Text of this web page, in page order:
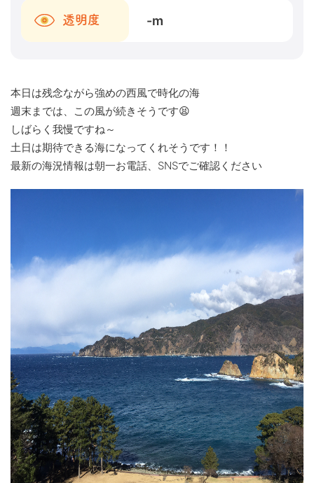
透明度 -m
本日は残念ながら強めの西風で時化の海
週末までは、この風が続きそうです😫
しばらく我慢ですね～
土日は期待できる海になってくれそうです！！
最新の海況情報は朝一お電話、SNSでご確認ください